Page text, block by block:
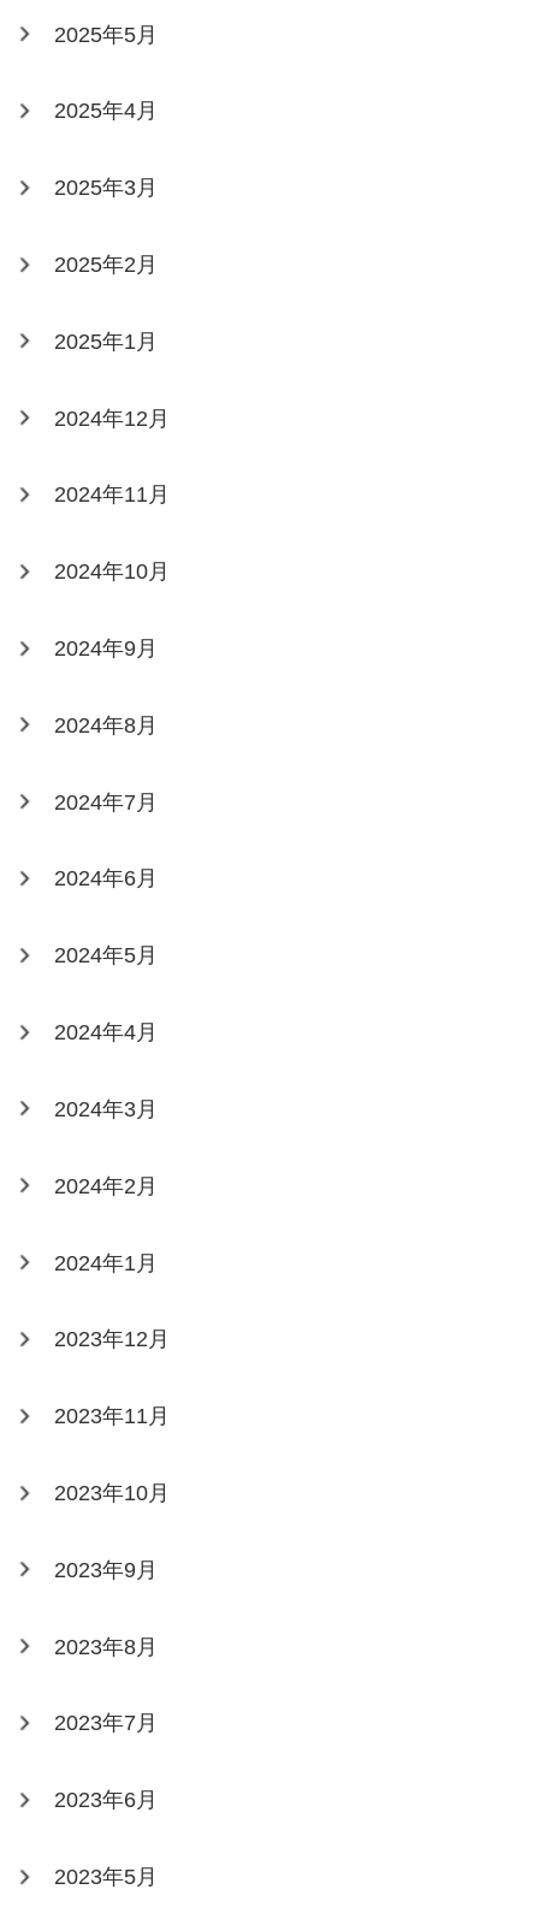
2025年5月
2025年4月
2025年3月
2025年2月
2025年1月
2024年12月
2024年11月
2024年10月
2024年9月
2024年8月
2024年7月
2024年6月
2024年5月
2024年4月
2024年3月
2024年2月
2024年1月
2023年12月
2023年11月
2023年10月
2023年9月
2023年8月
2023年7月
2023年6月
2023年5月